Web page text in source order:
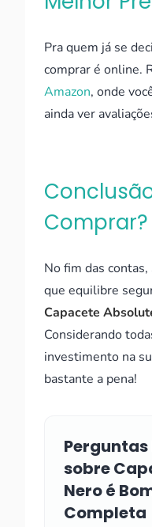
Pra quem já se
comprar é online.
Amazon, onde
ainda ver
Comprar?
No fim das
que equilibre
Capacete
Considerando
investimento na
bastante a pena!
sobre
Nero é
Completa